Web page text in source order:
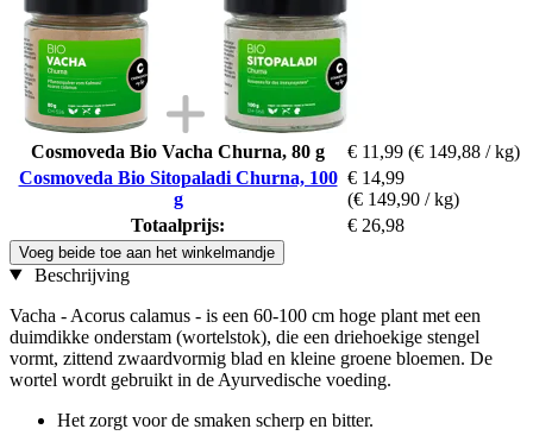
Cosmoveda Bio Vacha Churna, 80 g € 11,99 (€ 149,88 / kg)
Cosmoveda Bio Sitopaladi Churna, 100
g
€ 14,99
(€ 149,90 / kg)
Totaalprijs:
€ 26,98
Voeg beide toe aan het winkelmandje
Beschrijving
Vacha - Acorus calamus - is een 60-100 cm hoge plant met een
duimdikke onderstam (wortelstok), die een driehoekige stengel
vormt, zittend zwaardvormig blad en kleine groene bloemen. De
wortel wordt gebruikt in de Ayurvedische voeding.
Het zorgt voor de smaken scherp en bitter.